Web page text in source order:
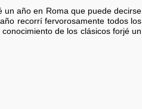
un año en Roma que puede decirse
recorrí fervorosamente todos los
de los clásicos forjé un